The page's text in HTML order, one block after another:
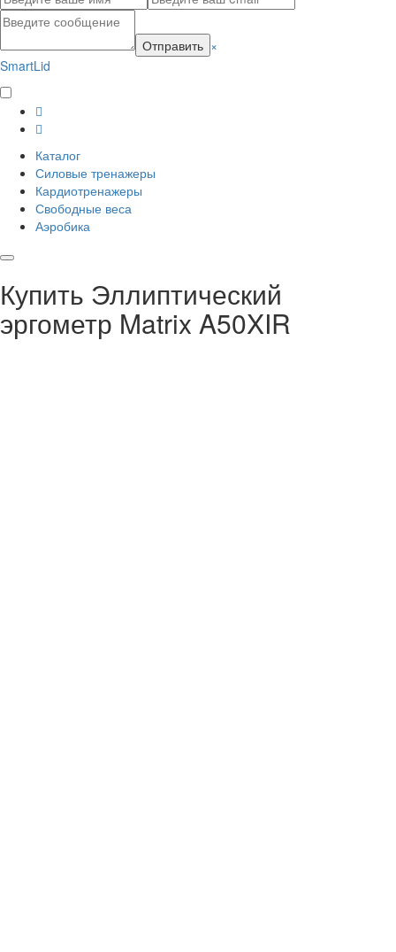
Отправить ×
SmartLid
Каталог
Силовые тренажеры
Кардиотренажеры
Свободные веса
Аэробика
Купить Эллиптический
эргометр Matrix A50XIR